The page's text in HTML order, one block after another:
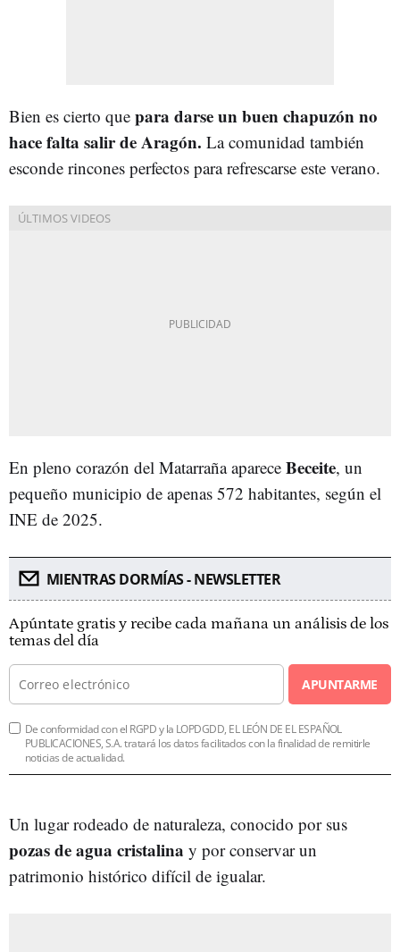
Bien es cierto que para darse un buen chapuzón no
hace falta salir de Aragón. La comunidad también
esconde rincones perfectos para refrescarse este verano.
En pleno corazón del Matarraña aparece Beceite, un
pequeño municipio de apenas 572 habitantes, según el
INE de 2025.
MIENTRAS DORMÍAS - NEWSLETTER
Apúntate gratis y recibe cada mañana un análisis de los
temas del día
APUNTARME
De conformidad con el RGPD y la LOPDGDD, EL LEÓN DE EL ESPAÑOL
PUBLICACIONES, S.A. tratará los datos facilitados con la finalidad de remitirle
noticias de actualidad.
Un lugar rodeado de naturaleza, conocido por sus
pozas de agua cristalina y por conservar un
patrimonio histórico difícil de igualar.